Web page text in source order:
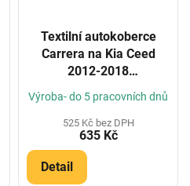
Textilní autokoberce
Carrera na Kia Ceed
2012-2018
(Konfigurátor)
Výroba- do 5 pracovních dnů
525 Kč bez DPH
635 Kč
Detail